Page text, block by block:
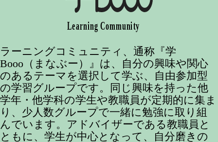
ラーニングコミュニティ、通称『学
Booo（まなぶー）』は、自分の興味や関心
のあるテーマを選択して学ぶ、自由参加型
の学習グループです。同じ興味を持った他
学年・他学科の学生や教職員が定期的に集ま
り、少人数グループで一緒に勉強に取り組
んでいます。アドバイザーである教職員と
ともに、学生が中心となって、自分磨きの